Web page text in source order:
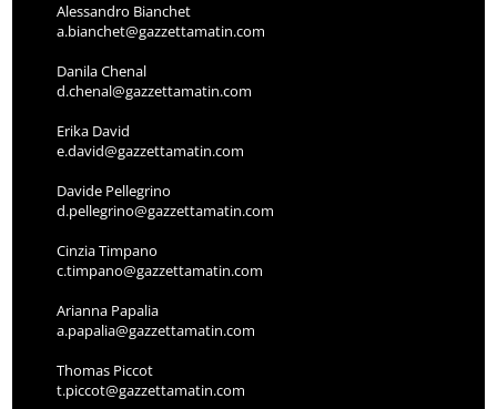
Alessandro Bianchet
a.bianchet@gazzettamatin.com
Danila Chenal
d.chenal@gazzettamatin.com
Erika David
e.david@gazzettamatin.com
Davide Pellegrino
d.pellegrino@gazzettamatin.com
Cinzia Timpano
c.timpano@gazzettamatin.com
Arianna Papalia
a.papalia@gazzettamatin.com
Thomas Piccot
t.piccot@gazzettamatin.com